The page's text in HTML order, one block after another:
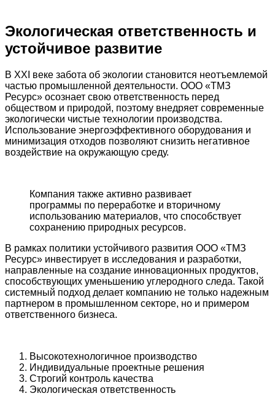
Экологическая ответственность и
устойчивое развитие
В XXI веке забота об экологии становится неотъемлемой
частью промышленной деятельности. ООО «ТМЗ
Ресурс» осознает свою ответственность перед
обществом и природой, поэтому внедряет современные
экологически чистые технологии производства.
Использование энергоэффективного оборудования и
минимизация отходов позволяют снизить негативное
воздействие на окружающую среду.
Компания также активно развивает
программы по переработке и вторичному
использованию материалов, что способствует
сохранению природных ресурсов.
В рамках политики устойчивого развития ООО «ТМЗ
Ресурс» инвестирует в исследования и разработки,
направленные на создание инновационных продуктов,
способствующих уменьшению углеродного следа. Такой
системный подход делает компанию не только надежным
партнером в промышленном секторе, но и примером
ответственного бизнеса.
Высокотехнологичное производство
Индивидуальные проектные решения
Строгий контроль качества
Экологическая ответственность